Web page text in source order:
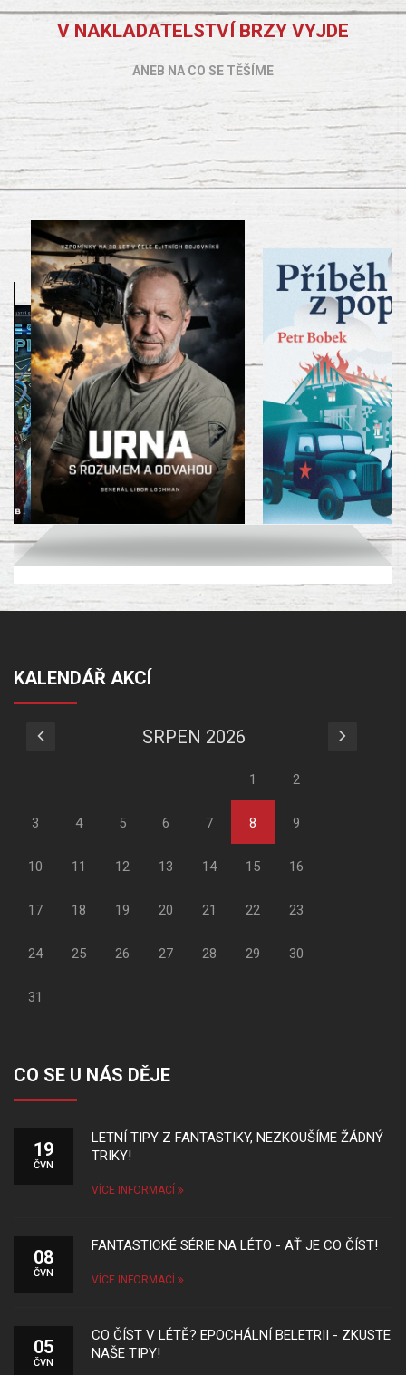
V NAKLADATELSTVÍ BRZY VYJDE
ANEB NA CO SE TĚŠÍME
KALENDÁŘ AKCÍ
SRPEN 2026
1 2
3 4 5 6 7 8 9
10 11 12 13 14 15 16
17 18 19 20 21 22 23
24 25 26 27 28 29 30
31
CO SE U NÁS DĚJE
19
ČVN
LETNÍ TIPY Z FANTASTIKY, NEZKOUŠÍME ŽÁDNÝ
TRIKY!
VÍCE INFORMACÍ
08
ČVN
FANTASTICKÉ SÉRIE NA LÉTO - AŤ JE CO ČÍST!
VÍCE INFORMACÍ
05
ČVN
CO ČÍST V LÉTĚ? EPOCHÁLNÍ BELETRII - ZKUSTE
NAŠE TIPY!